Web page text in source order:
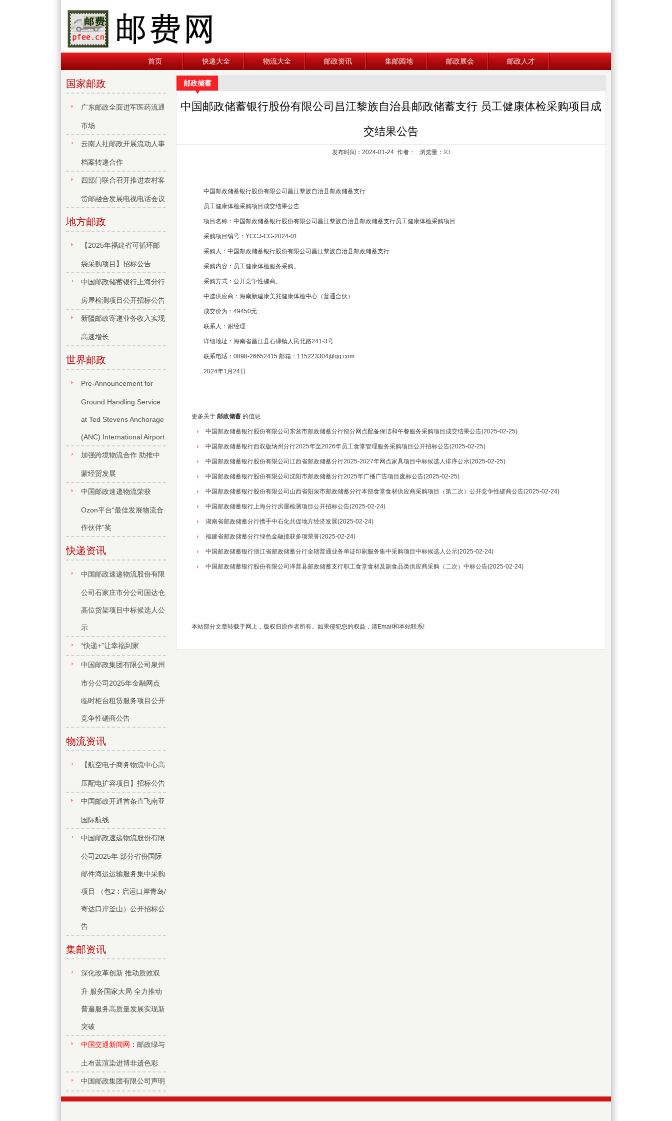
首页 快递大全 物流大全 邮政资讯 集邮园地 邮政展会 邮政人才
国家邮政
广东邮政全面进军医药流通
市场
云南人社邮政开展流动人事
档案转递合作
四部门联合召开推进农村客
货邮融合发展电视电话会议
地方邮政
【2025年福建省可循环邮
袋采购项目】招标公告
中国邮政储蓄银行上海分行
房屋检测项目公开招标公告
新疆邮政寄递业务收入实现
高速增长
世界邮政
Pre-Announcement for
Ground Handling Service
at Ted Stevens Anchorage
(ANC) International Airport
加强跨境物流合作 助推中
蒙经贸发展
中国邮政速递物流荣获
Ozon平台“最佳发展物流合
作伙伴”奖
快递资讯
中国邮政速递物流股份有限
公司石家庄市分公司国达仓
高位货架项目中标候选人公
示
“快递+”让幸福到家
中国邮政集团有限公司泉州
市分公司2025年金融网点
临时柜台租赁服务项目公开
竞争性磋商公告
物流资讯
【航空电子商务物流中心高
压配电扩容项目】招标公告
中国邮政开通首条直飞南亚
国际航线
中国邮政速递物流股份有限
公司2025年 部分省份国际
邮件海运运输服务集中采购
项目 （包2：启运口岸青岛/
寄达口岸釜山）公开招标公
告
集邮资讯
深化改革创新 推动质效双
升 服务国家大局 全力推动
普遍服务高质量发展实现新
突破
中国交通新闻网： 邮政绿与
土布蓝渲染进博非遗色彩
中国邮政集团有限公司声明
邮政储蓄
中国邮政储蓄银行股份有限公司昌江黎族自治县邮政储蓄支行 员工健康体检采购项目成
交结果公告
发布时间：2024-01-24 作者： 浏览量： 93
中国邮政储蓄银行股份有限公司昌江黎族自治县邮政储蓄支行
员工健康体检采购项目成交结果公告
项目名称：中国邮政储蓄银行股份有限公司昌江黎族自治县邮政储蓄支行员工健康体检采购项目
采购项目编号：YCCJ-CG-2024-01
采购人：中国邮政储蓄银行股份有限公司昌江黎族自治县邮政储蓄支行
采购内容：员工健康体检服务采购。
采购方式：公开竞争性磋商。
中选供应商：海南新建康美兆健康体检中心（普通合伙）
成交价为：49450元
联系人：谢经理
详细地址：海南省昌江县石碌镇人民北路241-3号
联系电话：0898-26652415 邮箱：115223304@qq.com
2024年1月24日
更多关于 邮政储蓄 的信息
中国邮政储蓄银行股份有限公司东营市邮政储蓄分行部分网点配备保洁和午餐服务采购项目成交结果公告(2025-02-25)
中国邮政储蓄银行西双版纳州分行2025年至2026年员工食堂管理服务采购项目公开招标公告(2025-02-25)
中国邮政储蓄银行股份有限公司江西省邮政储蓄分行2025-2027年网点家具项目中标候选人排序公示(2025-02-25)
中国邮政储蓄银行股份有限公司沈阳市邮政储蓄分行2025年广播广告项目废标公告(2025-02-25)
中国邮政储蓄银行股份有限公司山西省阳泉市邮政储蓄分行本部食堂食材供应商采购项目（第二次）公开竞争性磋商公告(2025-02-24)
中国邮政储蓄银行上海分行房屋检测项目公开招标公告(2025-02-24)
湖南省邮政储蓄分行携手中石化共促地方经济发展(2025-02-24)
福建省邮政储蓄分行绿色金融揽获多项荣誉(2025-02-24)
中国邮政储蓄银行浙江省邮政储蓄分行全辖普通业务单证印刷服务集中采购项目中标候选人公示(2025-02-24)
中国邮政储蓄银行股份有限公司泽普县邮政储蓄支行职工食堂食材及副食品类供应商采购（二次）中标公告(2025-02-24)
本站部分文章转载于网上，版权归原作者所有。如果侵犯您的权益，请Email和本站联系!